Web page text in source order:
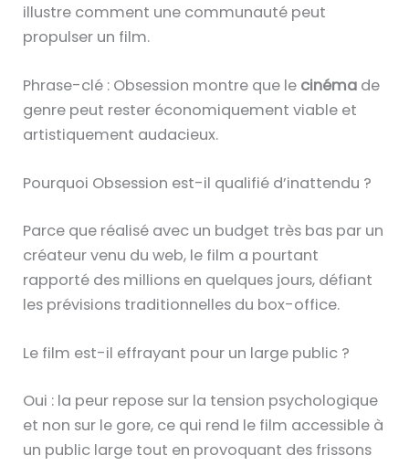
illustre comment une communauté peut
propulser un film.
Phrase-clé : Obsession montre que le cinéma de
genre peut rester économiquement viable et
artistiquement audacieux.
Pourquoi Obsession est-il qualifié d’inattendu ?
Parce que réalisé avec un budget très bas par un
créateur venu du web, le film a pourtant
rapporté des millions en quelques jours, défiant
les prévisions traditionnelles du box-office.
Le film est-il effrayant pour un large public ?
Oui : la peur repose sur la tension psychologique
et non sur le gore, ce qui rend le film accessible à
un public large tout en provoquant des frissons